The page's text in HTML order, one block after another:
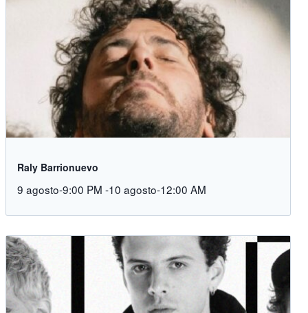
Raly Barrionuevo
9 agosto-9:00 PM -10 agosto-12:00 AM